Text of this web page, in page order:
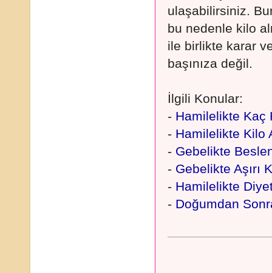
ulaşabilirsiniz.
bu nedenle kilo
ile birlikte karar
başınıza değil.
İlgili Konular:
- Hamilelikte Kaç
- Hamilelikte Kilo
- Gebelikte
- Gebelikte Aşırı
- Hamilelikte Diyet
- Doğumdan